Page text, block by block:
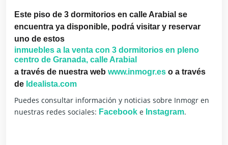
Este piso de 3 dormitorios en calle Arabial se
encuentra ya disponible, podrá visitar y reservar
uno de estos
inmuebles a la venta con 3 dormitorios en pleno
centro de Granada, calle Arabial
a través de nuestra web www.inmogr.es o a través
de Idealista.com
Puedes consultar información y noticias sobre Inmogr en
nuestras redes sociales: Facebook e Instagram.